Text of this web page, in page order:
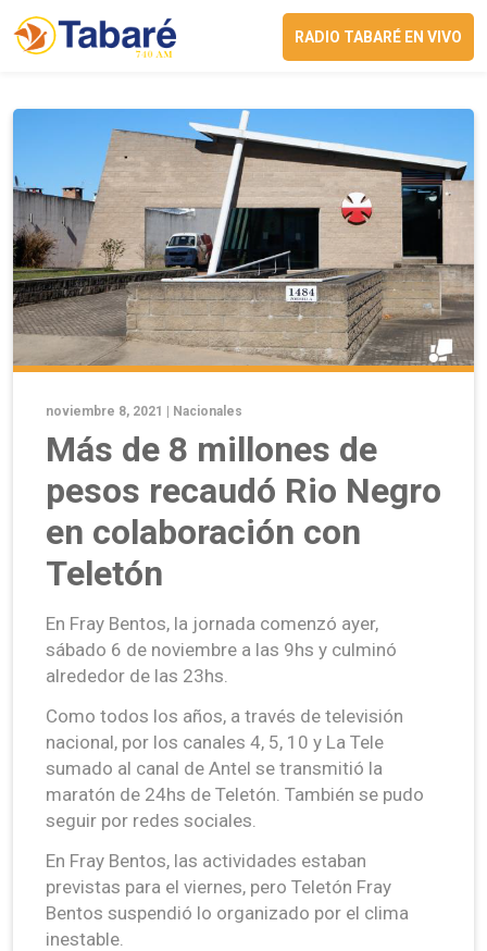
RADIO TABARÉ EN VIVO
noviembre 8, 2021 | Nacionales
Más de 8 millones de
pesos recaudó Rio Negro
en colaboración con
Teletón
En Fray Bentos, la jornada comenzó ayer,
sábado 6 de noviembre a las 9hs y culminó
alrededor de las 23hs.
Como todos los años, a través de televisión
nacional, por los canales 4, 5, 10 y La Tele
sumado al canal de Antel se transmitió la
maratón de 24hs de Teletón. También se pudo
seguir por redes sociales.
En Fray Bentos, las actividades estaban
previstas para el viernes, pero Teletón Fray
Bentos suspendió lo organizado por el clima
inestable.